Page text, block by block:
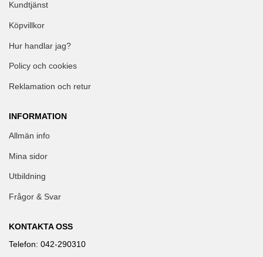
Kundtjänst
Köpvillkor
Hur handlar jag?
Policy och cookies
Reklamation och retur
INFORMATION
Allmän info
Mina sidor
Utbildning
Frågor & Svar
KONTAKTA OSS
Telefon: 042-290310